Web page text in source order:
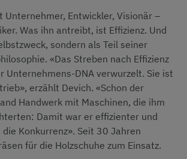
Unternehmer, Entwickler, Visionär –
Was ihn antreibt, ist Effizienz. Und
sondern als Teil seiner
«Das Streben nach Effizienz
Unternehmens-DNA verwurzelt. Sie ist
erzählt Devich. «Schon der
Handwerk mit Maschinen, die ihm
Damit war er effizienter und
Konkurrenz». Seit 30 Jahren
für die Holzschuhe zum Einsatz.